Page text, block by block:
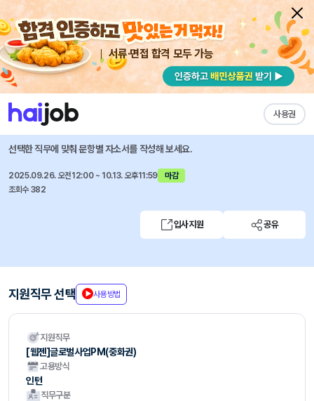
서류·면접 합격 모두 가능
사용권
채용공고 자소서 자유항목 자소서 내 작성목록
웹젠 즐겨찾기
2025 하반기 채용연계형 인턴십
선택한 직무에 맞춰 문항별 자소서를 작성해 보세요.
2025.09.26. 오전12:00 ~ 10.13. 오후11:59
마감
조회수 382
입사지원 공유
지원직무 선택 사용방법
지원직무
[웹젠]글로벌사업PM(중화권)
고용방식
인턴
직무구분